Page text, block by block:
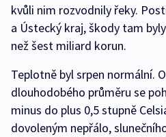
kvůli nim rozvodnily řeky.
a Ústecký kraj, škody tam
než šest miliard korun.
Teplotně byl srpen normální.
dlouhodobého průměru se
minus do plus 0,5 stupně
dovoleným nepřálo,